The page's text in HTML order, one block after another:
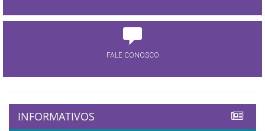
FALE CONOSCO
INFORMATIVOS